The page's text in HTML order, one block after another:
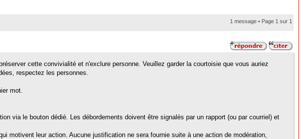
1 message • Page 1 sur 1
cette convivialité et n'exclure personne. Veuillez garder la courtoisie que vous auriez
respectez les personnes.
mot.
via le bouton dédié. Les débordements doivent être signalés par un rapport (ou par courriel) et
motivent leur action. Aucune justification ne sera fournie suite à une action de modération,